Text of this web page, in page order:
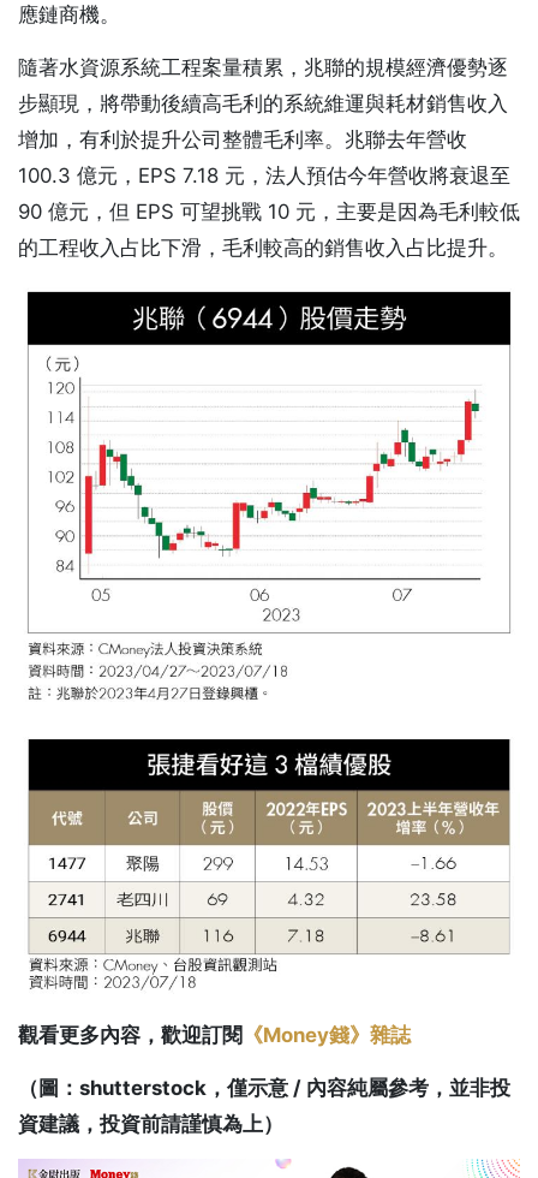
應鏈商機。
隨著水資源系統工程案量積累，兆聯的規模經濟優勢逐
步顯現，將帶動後續高毛利的系統維運與耗材銷售收入
增加，有利於提升公司整體毛利率。兆聯去年營收
100.3 億元，EPS 7.18 元，法人預估今年營收將衰退至
90 億元，但 EPS 可望挑戰 10 元，主要是因為毛利較低
的工程收入占比下滑，毛利較高的銷售收入占比提升。
觀看更多內容，歡迎訂閱 《Money錢》雜誌
（圖：shutterstock，僅示意 / 內容純屬參考，並非投
資建議，投資前請謹慎為上）